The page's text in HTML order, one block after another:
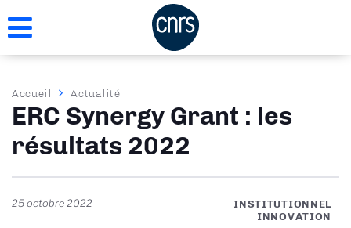
au
Fil
d'Ariane
Accueil Actualité
ERC Synergy Grant : les
résultats 2022
25 octobre 2022
INSTITUTIONNEL
INNOVATION